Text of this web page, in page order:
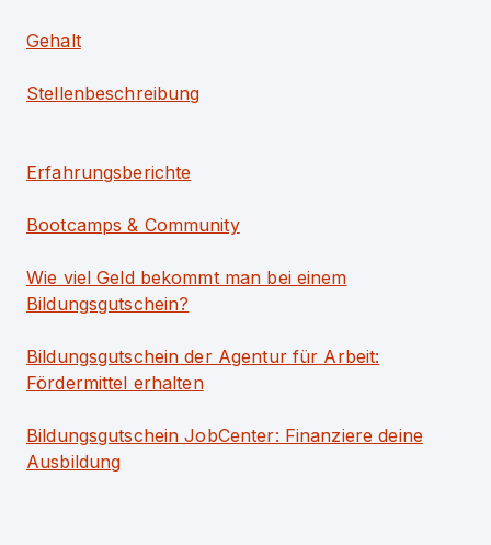
Gehalt
Stellenbeschreibung
Erfahrungsberichte
Bootcamps & Community
Wie viel Geld bekommt man bei einem
Bildungsgutschein?
Bildungsgutschein der Agentur für Arbeit:
Fördermittel erhalten
Bildungsgutschein JobCenter: Finanziere deine
Ausbildung